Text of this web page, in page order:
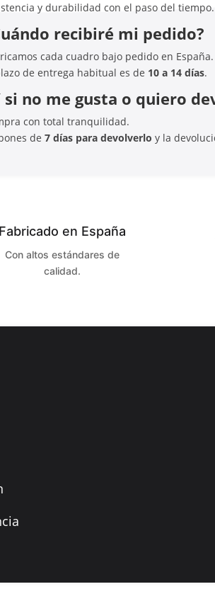
y durabilidad con el paso del tiempo.
recibiré mi pedido?
cada cuadro bajo pedido en España.
de entrega habitual es de 10 a 14 días.
si no me gusta o quiero
con total tranquilidad.
de7 días para devolverlo y la
Fabricado en España
Con altos estándares de
calidad.